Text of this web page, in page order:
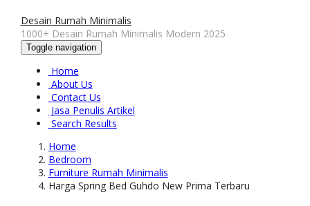
Desain Rumah Minimalis
1000+ Desain Rumah Minimalis Modern 2025
Toggle navigation
Home
About Us
Contact Us
Jasa Penulis Artikel
Search Results
Home
Bedroom
Furniture Rumah Minimalis
Harga Spring Bed Guhdo New Prima Terbaru